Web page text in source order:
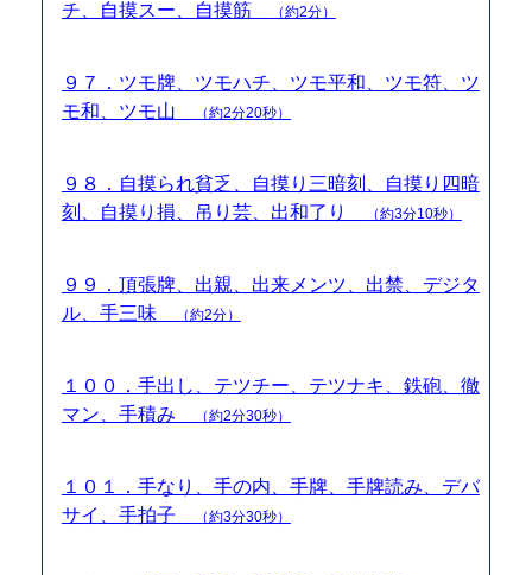
チ、自摸スー、自摸筋
（約2分）
９７．ツモ牌、ツモハチ、ツモ平和、ツモ符、ツ
モ和、ツモ山
（約2分20秒）
９８．自摸られ貧乏、自摸り三暗刻、自摸り四暗
刻、自摸り損、吊り芸、出和了り
（約3分10秒）
９９．頂張牌、出親、出来メンツ、出禁、デジタ
ル、手三味
（約2分）
１００．手出し、テツチー、テツナキ、鉄砲、徹
マン、手積み
（約2分30秒）
１０１．手なり、手の内、手牌、手牌読み、デバ
サイ、手拍子
（約3分30秒）